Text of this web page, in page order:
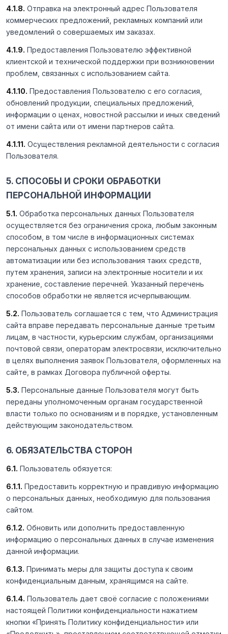
4.1.8. Отправка на электронный адрес Пользователя
коммерческих предложений, рекламных компаний или
уведомлений о совершаемых им заказах.
4.1.9. Предоставления Пользователю эффективной
клиентской и технической поддержки при возникновении
проблем, связанных с использованием сайта.
4.1.10. Предоставления Пользователю с его согласия,
обновлений продукции, специальных предложений,
информации о ценах, новостной рассылки и иных сведений
от имени сайта или от имени партнеров сайта.
4.1.11. Осуществления рекламной деятельности с согласия
Пользователя.
5. СПОСОБЫ И СРОКИ ОБРАБОТКИ
ПЕРСОНАЛЬНОЙ ИНФОРМАЦИИ
5.1. Обработка персональных данных Пользователя
осуществляется без ограничения срока, любым законным
способом, в том числе в информационных системах
персональных данных с использованием средств
автоматизации или без использования таких средств,
путем хранения, записи на электронные носители и их
хранение, составление перечней. Указанный перечень
способов обработки не является исчерпывающим.
5.2. Пользователь соглашается с тем, что Администрация
сайта вправе передавать персональные данные третьим
лицам, в частности, курьерским службам, организациями
почтовой связи, операторам электросвязи, исключительно
в целях выполнения заявок Пользователя, оформленных на
сайте, в рамках Договора публичной оферты.
5.3. Персональные данные Пользователя могут быть
переданы уполномоченным органам государственной
власти только по основаниям и в порядке, установленным
действующим законодательством.
6. ОБЯЗАТЕЛЬСТВА СТОРОН
6.1. Пользователь обязуется:
6.1.1. Предоставить корректную и правдивую информацию
о персональных данных, необходимую для пользования
сайтом.
6.1.2. Обновить или дополнить предоставленную
информацию о персональных данных в случае изменения
данной информации.
6.1.3. Принимать меры для защиты доступа к своим
конфиденциальным данным, хранящимся на сайте.
6.1.4. Пользователь дает своё согласие с положениями
настоящей Политики конфиденциальности нажатием
кнопки «Принять Политику конфиденциальности» или